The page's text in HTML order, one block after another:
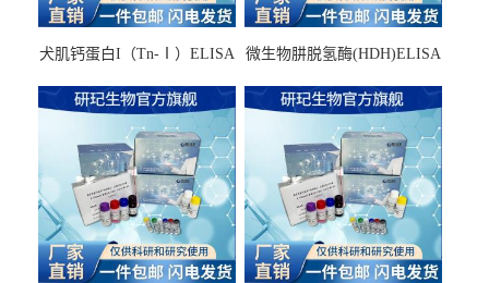
犬肌钙蛋白I（Tn-Ⅰ）ELISA
微生物肼脱氢酶(HDH)ELISA